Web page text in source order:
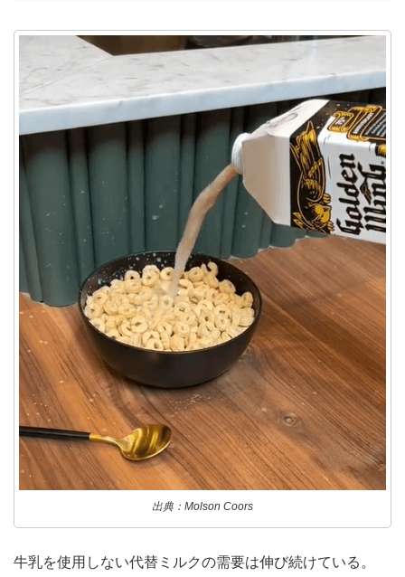
出典：Molson Coors
牛乳を使用しない代替ミルクの需要は伸び続けている。